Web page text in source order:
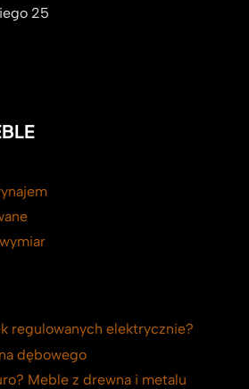
25
regulowanych elektrycznie?
dębowego
Meble z drewna i metalu